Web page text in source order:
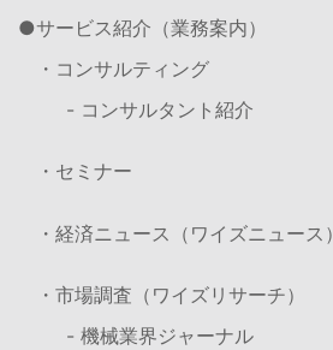
サービス紹介（業務案内）
・コンサルティング
- コンサルタント紹介
・セミナー
・経済ニュース（ワイズニュース）
・市場調査（ワイズリサーチ）
- 機械業界ジャーナル